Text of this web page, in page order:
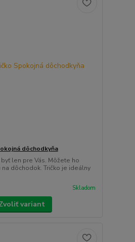
dôchodkyňa
len pre Vás. Môžete ho
dôchodok. Tričko je ideálny
Skladom
variant